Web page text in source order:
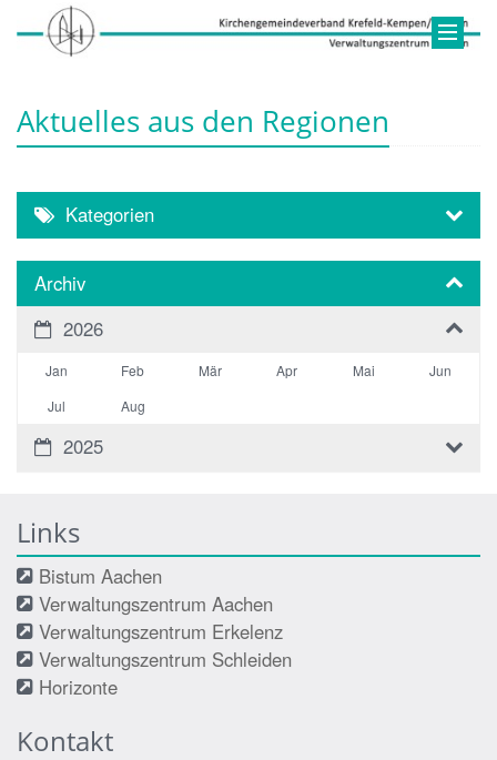
Aktuelles aus den Regionen
Kategorien
Archiv
2026
Jan Feb Mär Apr Mai
Jun
Jul
Aug
2025
Links
Bistum Aachen
Verwaltungszentrum Aachen
Verwaltungszentrum Erkelenz
Verwaltungszentrum Schleiden
Horizonte
Kontakt